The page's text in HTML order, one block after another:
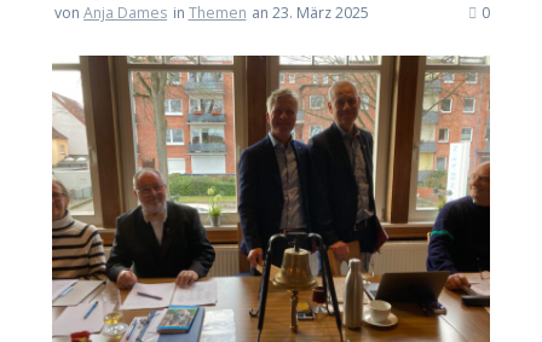
vonAnja Dames in Themen an 23. März 2025 0